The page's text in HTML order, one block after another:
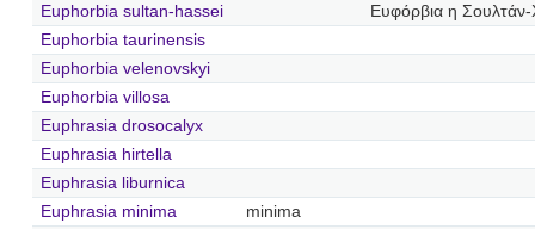
Euphorbia sultan-hassei
Ευφόρβια η Σουλτάν-
Euphorbia taurinensis
Euphorbia velenovskyi
Euphorbia villosa
Euphrasia drosocalyx
Euphrasia hirtella
Euphrasia liburnica
Euphrasia minima
minima